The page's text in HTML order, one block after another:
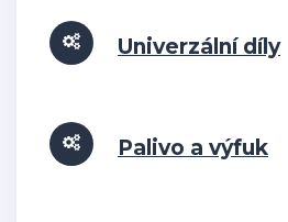
Univerzální díly
Palivo a výfuk